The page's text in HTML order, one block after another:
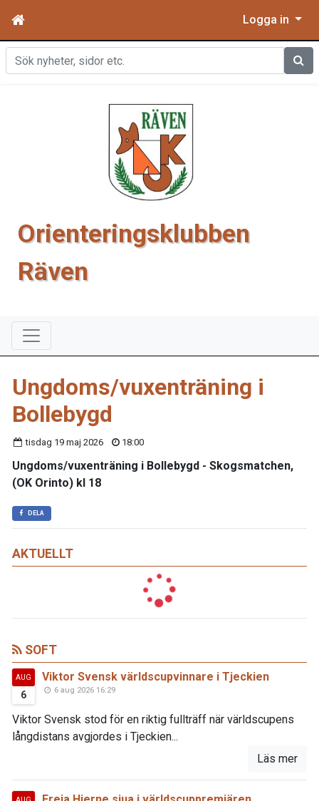
Logga in
Sök
Orienteringsklubben
Räven
AKTUELLT
Ungdoms/vuxenträning i
Bollebygd
tisdag 19 maj 2026 18:00
Ungdoms/vuxenträning i Bollebygd - Skogsmatchen,
(OK Orinto) kl 18
DELA
SOFT
AUG
6
Viktor Svensk världscupvinnare i Tjeckien
6 aug 2026 16:29
Viktor Svensk stod för en riktig fullträff när världscupens
långdistans avgjordes i Tjeckien...
Läs mer